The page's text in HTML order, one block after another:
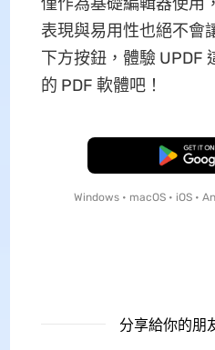
表現與易用性也絕不會
下方按鈕，體驗 UPDF
的 PDF 軟體吧！
免費
Windows • macOS • iOS •
分享給你的朋